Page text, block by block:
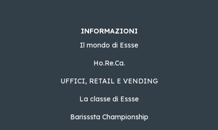
INFORMAZIONI
Il mondo di Essse
Ho.Re.Ca.
UFFICI, RETAIL E VENDING
La classe di Essse
Barisssta Championship